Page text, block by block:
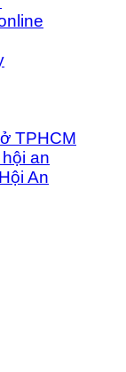
TPHCM
an
An